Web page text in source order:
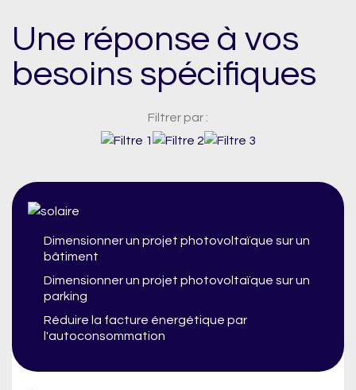
Une réponse à vos
besoins spécifiques
Filtrer par :
Dimensionner un projet photovoltaïque sur un
bâtiment
Dimensionner un projet photovoltaïque sur un
parking
Réduire la facture énergétique par
l'autoconsommation